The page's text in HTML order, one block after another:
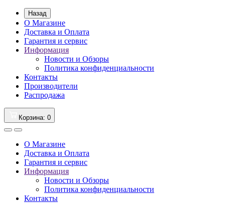
Назад
О Магазине
Доставка и Оплата
Гарантия и сервис
Информация
Новости и Обзоры
Политика конфиденциальности
Контакты
Производители
Распродажа
Корзина: 0
О Магазине
Доставка и Оплата
Гарантия и сервис
Информация
Новости и Обзоры
Политика конфиденциальности
Контакты